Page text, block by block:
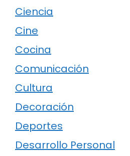
Ciencia
Cine
Cocina
Comunicación
Cultura
Decoración
Deportes
Desarrollo Personal